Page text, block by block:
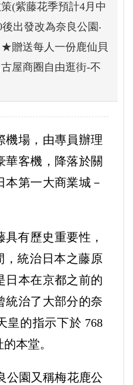
(紫藤花季預計4月中
出發改為奈良公園‧
贈送每人一份鹿仙貝
屋商圈自由逛街-不
機場，由專員辦理
華客機，降落於關
本第一大商業城－
具有歷史重要性，
，統治日本之藤原
日本在京都之前的
統治了大部分的奈
皇的指示下於 768
本堂。
公園又稱梅花鹿公